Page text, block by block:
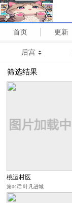
首页 更新
后宫
筛选结果
桃运村医
第04话 叶凡进城